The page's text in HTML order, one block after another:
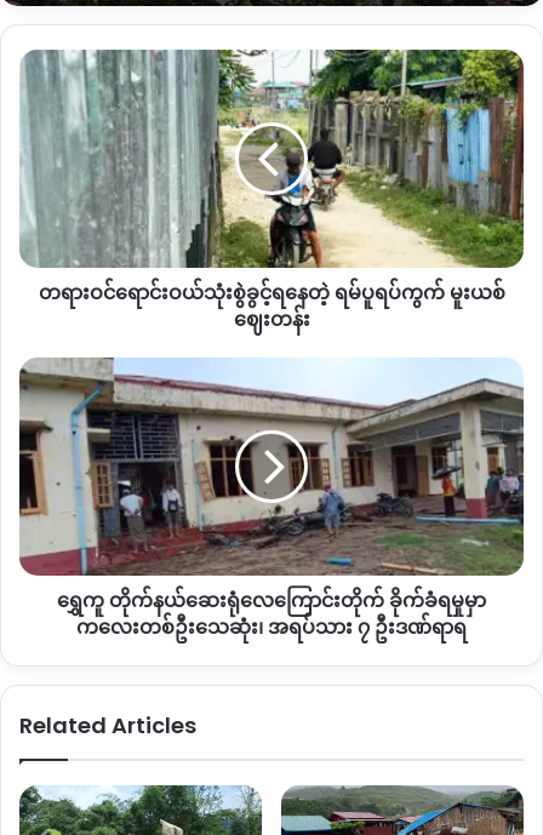
ပြေမှုတွေရှိနေတယ်လို့ ဒေသခံတွေကဆိုပါတယ်။
စီးပွားရေးဘဏ်တော့ရှိတာပေါ့ ဒါပေမယ့်CBဘဏ်လောက် လွယ်
လွယ်ကူကူထုတ်မရဘူး အချိန်ကြာကြီးစောင့်ရတာမျိုးတွေရှိတယ်။
ပြီးတော့ အများစုက
CB
ဘဏ်မှာပဲထည့်ထားကြတာလေး အဲ့တော့
ထုတ်ချင်တဲ့လူတွေကထုတ်မရဘူး။ နောက်ပြီးတော့ စီးပွားရေးဘဏ်
မှာကလည်းCBဘဏ်မှာလို ငွေအမောက်များများစားစားထုတ်မရ
ဘူးလေအဲ့တာတွေခက်နေတာ”လို့ အထက်မှာဖော်ပြခဲ့တဲ့အမျိုးသမီး
တစ်ဦးကဆက်ပြောပါတယ်။
CB Bank
ဟာ ပူတာအိုမြို့ ကောင်ကထောင်ရပ်ကွက်ထဲမှာရှိတာဖြစ်
ဖြစ်ပါတယ်။
ပူတာအို မြစ်ကြီးနား ကားလမ်းပိုင်းပိတ်ထားချိန် ၂ လကျော်ကြာမြင့်
လာတာနဲ့အမျှပူတာအိုမြို့ပေါ်မှာ လက်ရှိိ စက်သုံးဆီပြတ်
တောက်တာ၊ ဖုန်းလိုင်းတွေပြတ်တောက်တာ၊ ဆေးဝါးပြတ်လပ်မှု
ကြောင့်ဆေးဆိုင်တွေပိတ်ထားတာ ၊ကုန်စျေးနှုန်းတွေအဆမတန်မြ
င့်တက်လာတာနဲ့အမျှ အခုလိုဘဏ်လုပ်ငန်းတွေရပ်တန့်နေတာကြော
င့် ဒေသခံတွေအဘက်ဘက်က ခက်ခဲလာနေတယ်လို့သိရပါတယ်။
တရားဝင်
ရောင်းဝယ်
ရ
တဲ့ ရမ်
ပူ
ရပ်ကွက် မူးယစ်
ဈေးတန်း
တရားဝင်ရောင်းဝယ်သုံးစွဲခွင့်ရနေတဲ့ ရမ်ပူရပ်ကွက် မူးယစ်
ဈေးတန်း
ရွှေ
ကူ
တိုက်
နယ်
ဆေးရုံ
လေကြောင်း
တိုက်
ခိုက်
ခံ
စ်
အရပ်သား
၇
ရွှေကူ တိုက်နယ်ဆေးရုံလေကြောင်းတိုက် ခိုက်ခံရမှုမှာ
ကလေးတစ်ဦးသေဆုံး၊ အရပ်သား ၇ ဦးဒဏ်ရာရ
Related Articles